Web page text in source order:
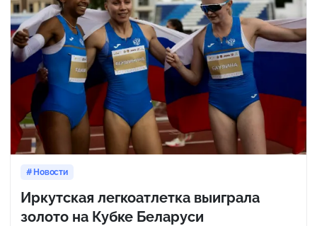
Новости
Иркутская легкоатлетка выиграла
золото на Кубке Беларуси